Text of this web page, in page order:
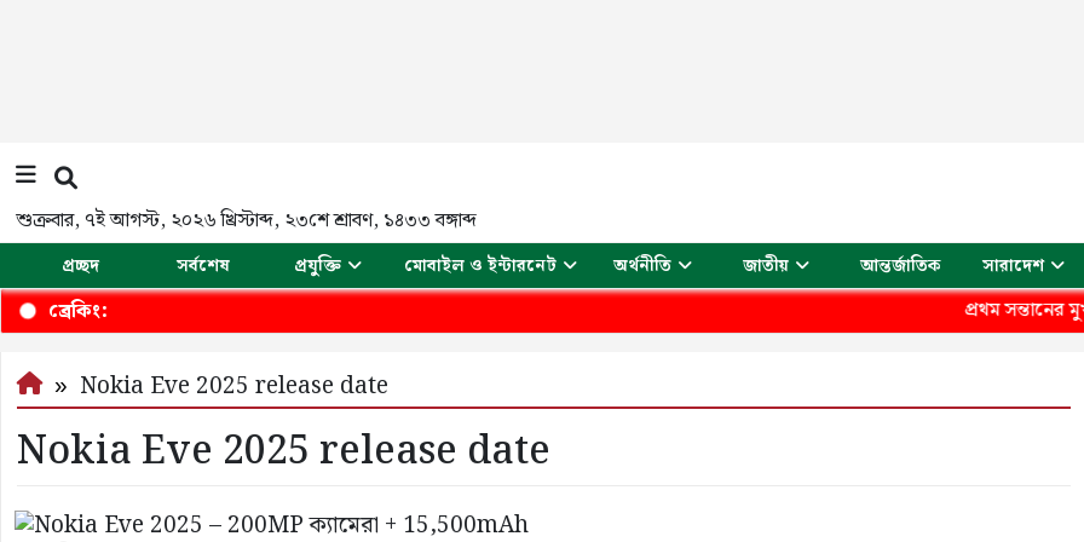
শুক্রবার,৭ই আগস্ট, ২০২৬ খ্রিস্টাব্দ,২৩শে শ্রাবণ, ১৪৩৩ বঙ্গাব্দ
প্রচ্ছদ সর্বশেষ প্রযুক্তি মোবাইল ও ইন্টারনেট অর্থনীতি জাতীয় আন্তর্জাতিক সারাদেশ
ব্রেকিং: প্রথম সন্তানের মুখ
Nokia Eve 2025 release date
Nokia Eve 2025 release date